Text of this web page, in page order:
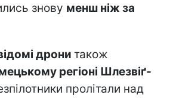
знову менш ніж за
дрони також
регіоні Шлезвіґ-
пролітали над